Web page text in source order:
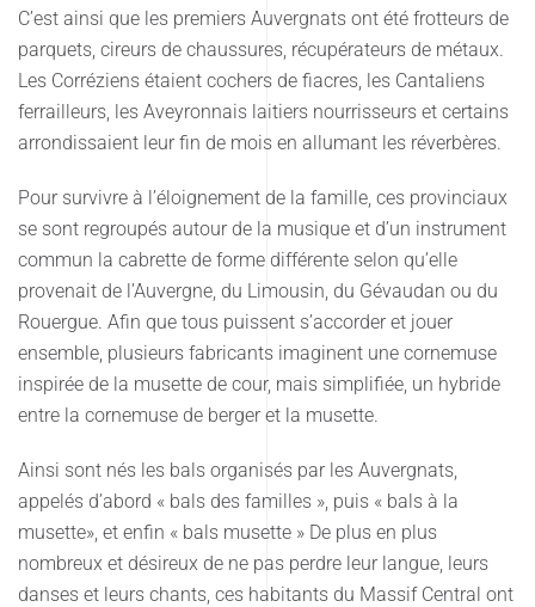
C’est ainsi que les premiers Auvergnats ont été frotteurs de
parquets, cireurs de chaussures, récupérateurs de métaux.
Les Corréziens étaient cochers de fiacres, les Cantaliens
ferrailleurs, les Aveyronnais laitiers nourrisseurs et certains
arrondissaient leur fin de mois en allumant les réverbères.
Pour survivre à l’éloignement de la famille, ces provinciaux
se sont regroupés autour de la musique et d’un instrument
commun la cabrette de forme différente selon qu’elle
provenait de l’Auvergne, du Limousin, du Gévaudan ou du
Rouergue. Afin que tous puissent s’accorder et jouer
ensemble, plusieurs fabricants imaginent une cornemuse
inspirée de la musette de cour, mais simplifiée, un hybride
entre la cornemuse de berger et la musette.
Ainsi sont nés les bals organisés par les Auvergnats,
appelés d’abord « bals des familles », puis « bals à la
musette», et enfin « bals musette » De plus en plus
nombreux et désireux de ne pas perdre leur langue, leurs
danses et leurs chants, ces habitants du Massif Central ont